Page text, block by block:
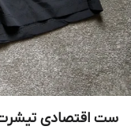
ست اقتصادی تیشرت